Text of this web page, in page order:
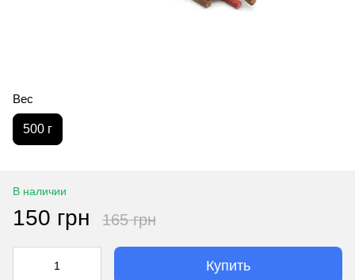
Вес
500 г
В наличии
150 грн 165 грн
Купить